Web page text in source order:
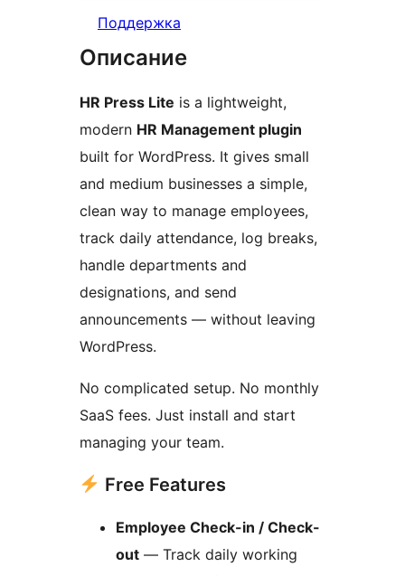
Поддержка
Описание
HR Press Lite is a lightweight,
modern HR Management plugin
built for WordPress. It gives small
and medium businesses a simple,
clean way to manage employees,
track daily attendance, log breaks,
handle departments and
designations, and send
announcements — without leaving
WordPress.
No complicated setup. No monthly
SaaS fees. Just install and start
managing your team.
Free Features
Employee Check-in / Check-
out — Track daily working